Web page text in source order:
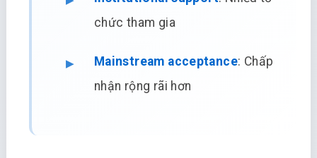
chức tham gia
Mainstream acceptance: Chấp
nhận rộng rãi hơn